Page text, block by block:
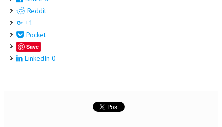
Reddit
+1
Pocket
Save
LinkedIn 0